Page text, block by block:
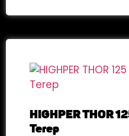
HIGHPER THOR
Terep